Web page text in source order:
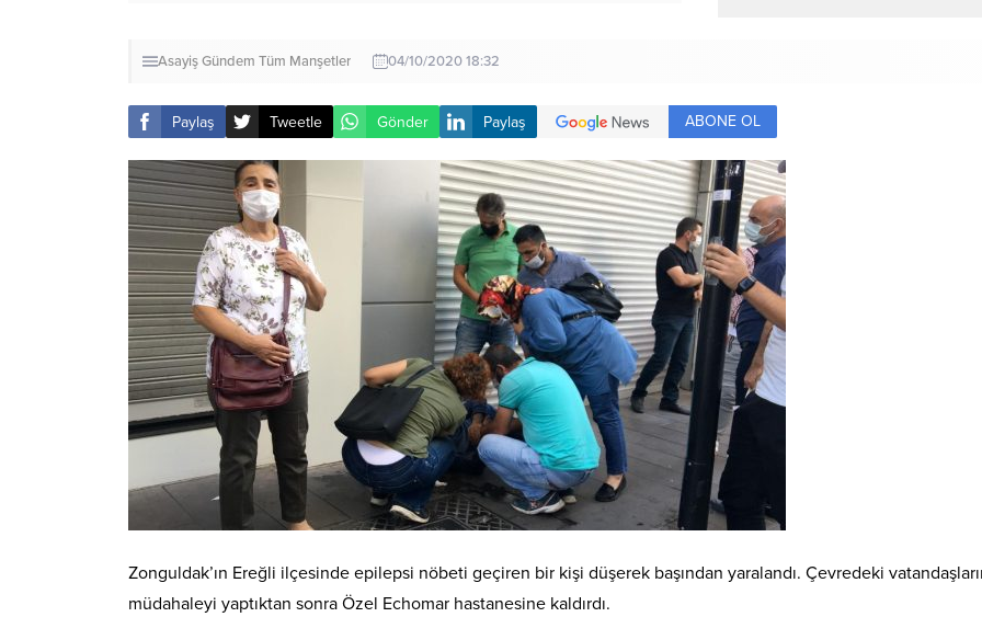
AsayişGündem Tüm Manşetler 04/10/2020 18:32
Paylaş Tweetle Gönder Paylaş ABONE OL
Zonguldak’ın Ereğli ilçesinde epilepsi nöbeti geçiren bir kişi düşerek başından yaralandı. Çevredeki
müdahaleyi yaptıktan sonra Özel Echomar hastanesine kaldırdı.